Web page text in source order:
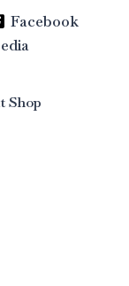
Facebook
Shop